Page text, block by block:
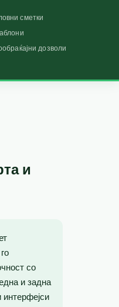
сметки
дозволи
и
со
и задна